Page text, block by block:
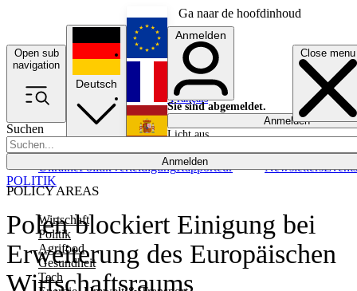
Ga naar de hoofdinhoud
Open sub
navigation
Close menu
Suchen
Anmelden
POLICY AREAS
Wirtschaft
Politik
Agrifood
Gesundheit
Tech
UkrainePolitikVerteidigungRapporteur NewslettersEvents
Deutsch
English
Français
Anmelden
Sie sind abgemeldet.
Anmelden
Licht aus
Polen blockiert Einigung bei
Erweiterung des Europäischen
Wirtschaftsraums
POLITIK